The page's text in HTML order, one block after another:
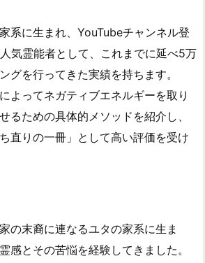
系に生まれ、YouTubeチャンネル登
気霊能者として、これまでに延べ5万
グを行ってきた実績を持ちます​。
よってネガティブエネルギーを取り
るための具体的メソッドを紹介し、
直りの一冊」として高い評価を受け
の末裔に連なるユタの家系に生ま
感とその苦悩を経験してきました​。